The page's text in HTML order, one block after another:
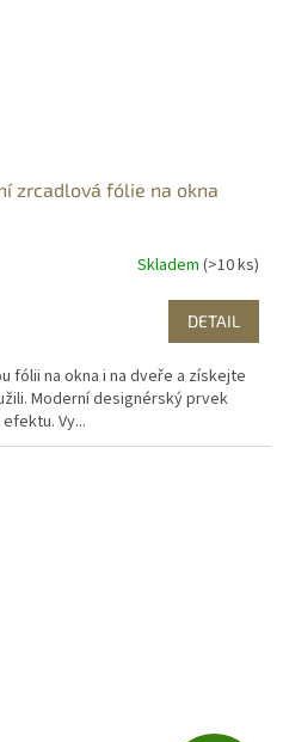
zrcadlová fólie na okna
Skladem (>10 ks)
DETAIL
fólii na okna i na dveře a získejte
Moderní designérský prvek
Vy...